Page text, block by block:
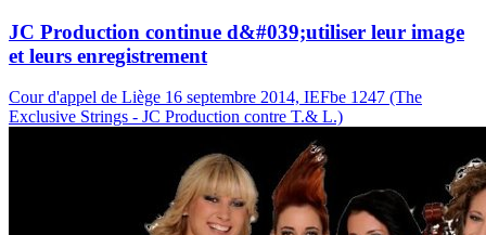
JC Production continue d&#039;utiliser leur image
et leurs enregistrement
Cour d'appel de Liège 16 septembre 2014, IEFbe 1247 (The
Exclusive Strings - JC Production contre T.& L.)